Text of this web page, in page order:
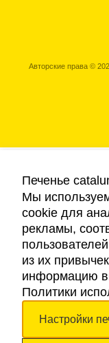
Авторские права ©
Печенье
Мы
cookie для
рекламы,
из их
информацию
Политики
Настройки